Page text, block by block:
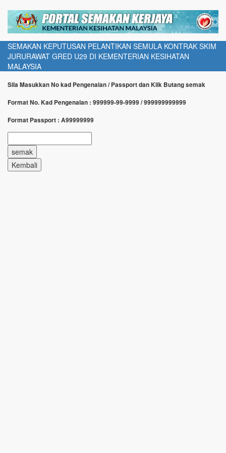
SEMAKAN KEPUTUSAN PELANTIKAN SEMULA KONTRAK SKIM
JURURAWAT GRED U29 DI KEMENTERIAN KESIHATAN
MALAYSIA
Sila Masukkan No kad Pengenalan / Passport dan Klik Butang semak
Format No. Kad Pengenalan : 999999-99-9999 / 999999999999
Format Passport : A99999999